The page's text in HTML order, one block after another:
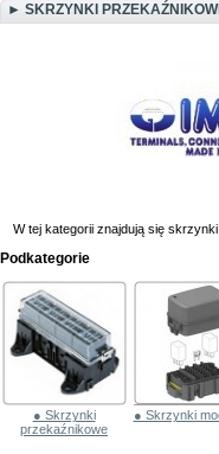
► SKRZYNKI
W tej kategorii znajdują się
Podkategorie
● Skrzynki
przekaźnikowe
● Skrzynki